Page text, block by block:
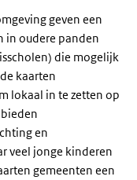
geven een
in oudere panden
die mogelijk
kaarten
lokaal in te zetten op
en
veel jonge kinderen
gemeenten een